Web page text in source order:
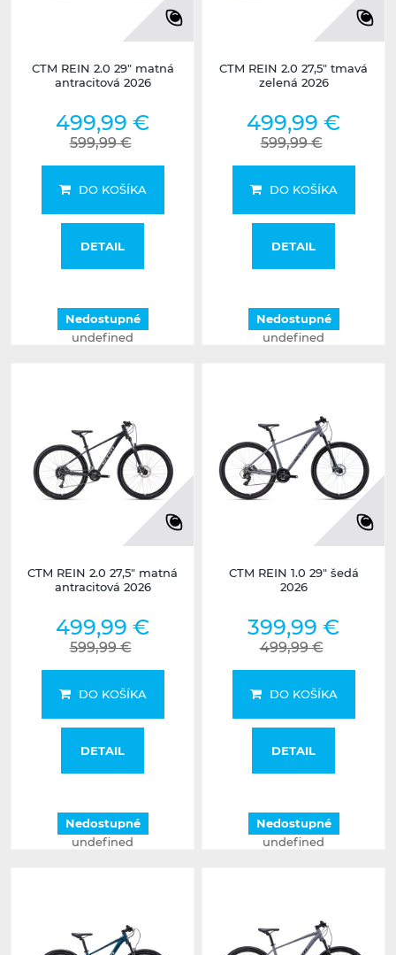
CTM REIN 2.0 29" matná
antracitová 2026
499,99 €
599,99 €
DO KOŠÍKA
DETAIL
Nedostupné
undefined
CTM REIN 2.0 27,5" tmavá
zelená 2026
499,99 €
599,99 €
DO KOŠÍKA
DETAIL
Nedostupné
undefined
CTM REIN 2.0 27,5" matná
antracitová 2026
499,99 €
599,99 €
DO KOŠÍKA
DETAIL
Nedostupné
undefined
CTM REIN 1.0 29" šedá
2026
399,99 €
499,99 €
DO KOŠÍKA
DETAIL
Nedostupné
undefined